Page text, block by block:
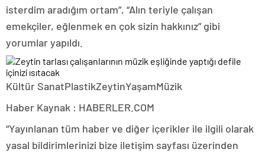
isterdim aradığım ortam”, “Alın teriyle çalışan
emekçiler, eğlenmek en çok sizin hakkınız” gibi
yorumlar yapıldı.
Kültür SanatPlastikZeytinYaşamMüzik
Haber Kaynak : HABERLER.COM
“Yayınlanan tüm haber ve diğer içerikler ile ilgili olarak
yasal bildirimlerinizi bize iletişim sayfası üzerinden